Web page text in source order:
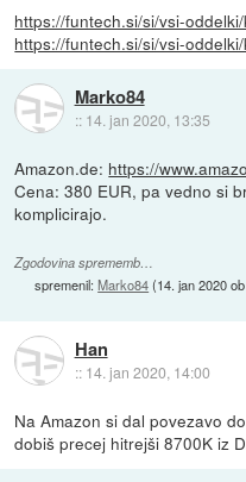
https://funtech.si/si/vsi-
https://funtech.si/si/vsi-
Marko84
:: 14. jan 2020, 13:35
Amazon.de: https://
Cena: 380 EUR, pa vedno si
komplicirajo.
Zgodovina sprememb…
spremenil:Marko84(14. jan 2020
Han
:: 14. jan 2020, 14:00
Na Amazon si dal povezavo
dobiš precej hitrejši 8700K iz